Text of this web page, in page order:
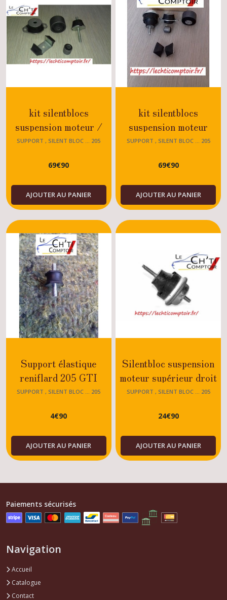
kit silentblocs
suspension moteur /
boîte Peugeot 205 Rallye
SUPPORT , SILENT BLOC ... 205
69€90
AJOUTER AU PANIER
kit silentblocs
suspension moteur
Peugeot 205 moteur TU
SUPPORT , SILENT BLOC ... 205
69€90
AJOUTER AU PANIER
Support élastique
reniflard 205 GTI
SUPPORT , SILENT BLOC ... 205
4€90
AJOUTER AU PANIER
Silentbloc suspension
moteur supérieur droit
205 GTI - RALLYE -
MODELES - XU - TU
SUPPORT , SILENT BLOC ... 205
24€90
AJOUTER AU PANIER
Paiements sécurisés
Navigation
Accueil
Catalogue
Contact